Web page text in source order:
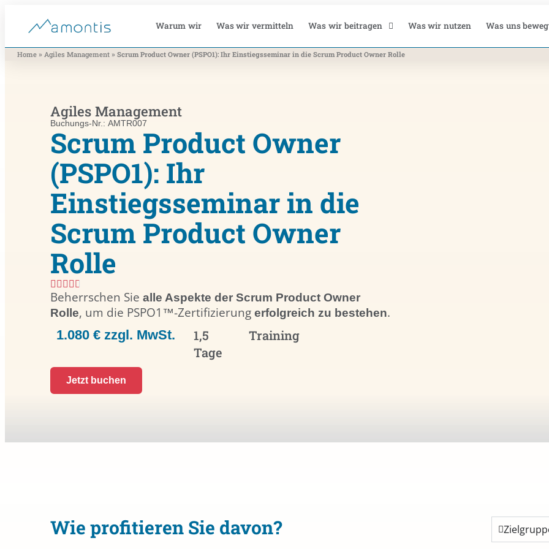
Warum wir Was wir vermitteln Was wir beitragen Was wir nutzen Was uns
Home » Agiles Management » Scrum Product Owner (PSPO1): Ihr Einstiegsseminar in die Scrum Product Owner Rolle
Agiles Management
Buchungs-Nr.: AMTR007
Scrum Product Owner
(PSPO1): Ihr
Einstiegsseminar in die
Scrum Product Owner
Rolle
Beherrschen Sie alle Aspekte der Scrum Product Owner
Rolle, um die PSPO1™-Zertifizierung erfolgreich zu bestehen.
1.080 € zzgl. MwSt.
1,5
Tage
Training
Jetzt buchen
Wie profitieren Sie davon?